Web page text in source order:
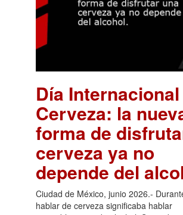
Día
Cerveza: la
forma de
cerveza ya no
depende del
Ciudad de México, junio 2026.-
hablar de cerveza significaba hablar